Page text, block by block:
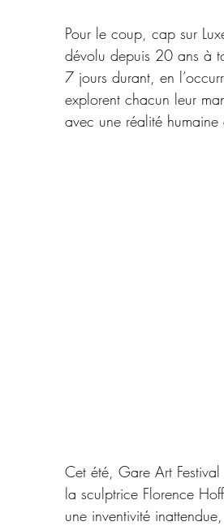
Pour le coup, cap sur
dévolu depuis 20 ans à
7 jours durant, en
explorent chacun leur
avec une réalité humaine
Cet été, Gare Art
la sculptrice Florence
une inventivité